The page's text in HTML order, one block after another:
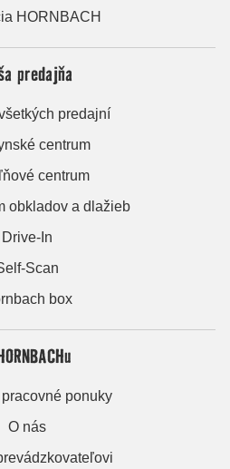
HORNBACH
predajňa
predajní
centrum
centrum
obkladov a dlažieb
Drive-In
Scan
box
ponuky
O nás